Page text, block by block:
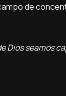
de
Dios seamos